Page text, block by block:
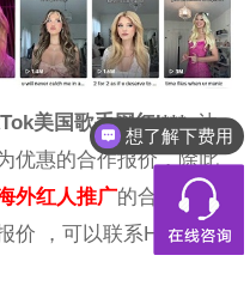
美国歌手网红l***y达
优惠的合作报价，除此
外红人推广的合作优
价 ，可以联系Hotlist在
想了解下费用